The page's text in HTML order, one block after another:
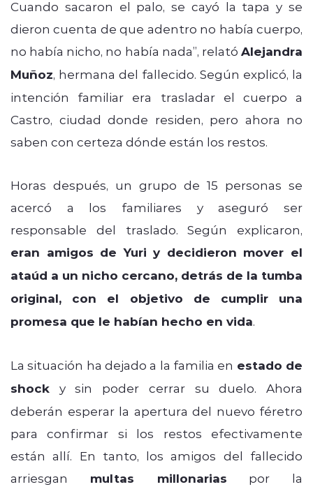
Cuando sacaron el palo, se cayó la tapa y se
dieron cuenta de que adentro no había cuerpo,
no había nicho, no había nada”, relató Alejandra
Muñoz, hermana del fallecido. Según explicó, la
intención familiar era trasladar el cuerpo a
Castro, ciudad donde residen, pero ahora no
saben con certeza dónde están los restos.
Horas después, un grupo de 15 personas se
acercó a los familiares y aseguró ser
responsable del traslado. Según explicaron,
eran amigos de Yuri y decidieron mover el
ataúd a un nicho cercano, detrás de la tumba
original, con el objetivo de cumplir una
promesa que le habían hecho en vida.
La situación ha dejado a la familia en estado de
shock y sin poder cerrar su duelo. Ahora
deberán esperar la apertura del nuevo féretro
para confirmar si los restos efectivamente
están allí. En tanto, los amigos del fallecido
arriesgan multas millonarias por la